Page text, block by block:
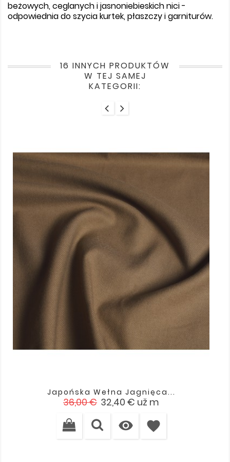
beżowych, ceglanych i jasnoniebieskich nici -
odpowiednia do szycia kurtek, płaszczy i garniturów.
16 INNYCH PRODUKTÓW
W TEJ SAMEJ
KATEGORII:
Japońska Wełna Jagnięca...
Cena
36,00 € Cena
32,40 € už m
 favorite